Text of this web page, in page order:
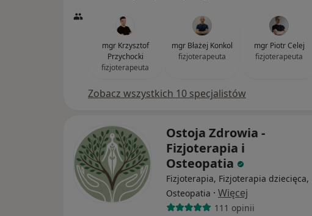
mgr Krzysztof
Przychocki
fizjoterapeuta
mgr Błażej Konkol
fizjoterapeuta
mgr Piotr Celej
fizjoterapeuta
Zobacz wszystkich 10 specjalistów
Ostoja Zdrowia -
Fizjoterapia i
Osteopatia
Fizjoterapia, Fizjoterapia dziecięca,
Osteopatia · Więcej
111 opinii